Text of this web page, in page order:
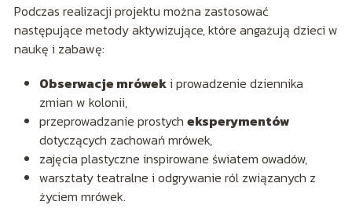
Podczas realizacji projektu można zastosować
następujące metody aktywizujące, które angażują dzieci w
naukę i zabawę:
Obserwacje mróweki prowadzenie dziennika
zmian w kolonii,
przeprowadzanie prostych eksperymentów
dotyczących zachowań mrówek,
zajęcia plastyczne inspirowane światem owadów,
warsztaty teatralne i odgrywanie ról związanych z
życiem mrówek.